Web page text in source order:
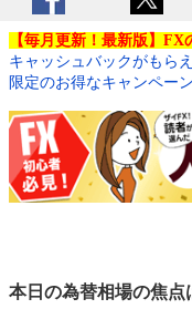
【毎月更新！最新版】FX
キャッシュバックがもら
限定のお得なキャンペー
本日の為替相場の焦